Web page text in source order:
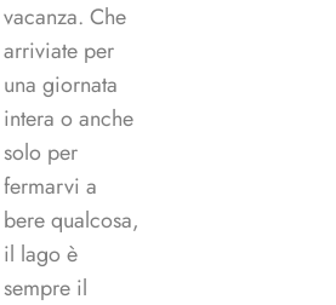
vacanza. Che
arriviate per
una giornata
intera o anche
solo per
fermarvi a
bere qualcosa,
il lago è
sempre il